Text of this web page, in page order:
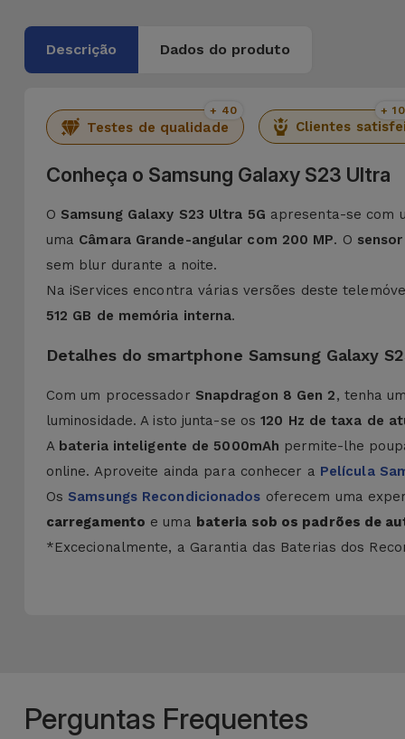
Descrição Dados do produto
Testes de qualidade
+ 40
Clientes
+
Conheça o Samsung Galaxy S23 Ultra
O Samsung Galaxy S23 Ultra 5G apresenta-se com
uma Câmara Grande-angular com 200 MP. O
sem blur durante a noite.
Na iServices encontra várias versões deste
512 GB de memória interna.
Detalhes do smartphone Samsung Galaxy
Com um processador Snapdragon 8 Gen 2, tenha
luminosidade. A isto junta-se os120 Hz de taxa de
A bateria inteligente de 5000mAh permite-lhe
online. Aproveite ainda para conhecer a Película
Os Samsungs Recondicionados oferecem uma
carregamento e uma bateria sob os padrões de
*Excecionalmente, a Garantia das Baterias dos
Perguntas Frequentes